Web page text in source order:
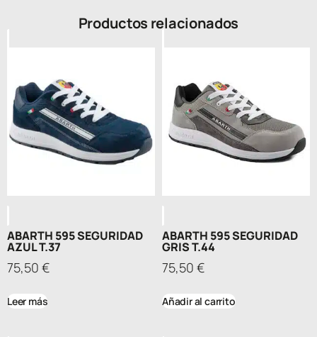
Productos relacionados
ABARTH 595 SEGURIDAD
AZUL T.37
75,50 €
Leer más
ABARTH 595 SEGURIDAD
GRIS T.44
75,50 €
Añadir al carrito